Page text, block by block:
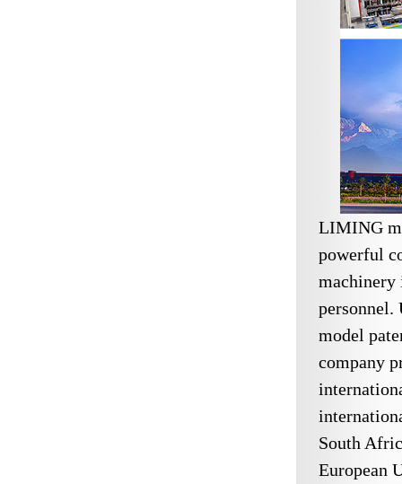
LIMING
powerful
machinery
personnel.
model
company
South
European